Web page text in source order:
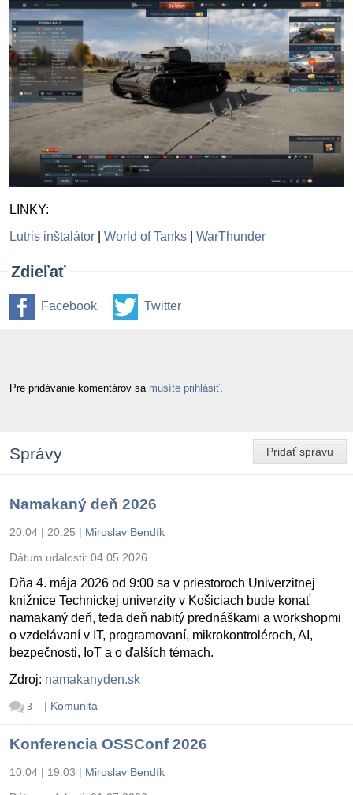
LINKY:
Lutris inštalátor
World of Tanks WarThunder
Zdieľať
Facebook Twitter
Pre pridávanie komentárov sa musíte prihlásiť
Pridať správu
Správy
Namakaný deň 2026
20.04 | 20:25 | Miroslav Bendík
Dátum udalosti: 04.05.2026
Dňa 4. mája 2026 od 9:00 sa v priestoroch Univerzitnej
knižnice Technickej univerzity v Košiciach bude konať
namakaný deň, teda deň nabitý prednáškami a workshopmi
o vzdelávaní v IT, programovaní, mikrokontroléroch, AI,
bezpečnosti, IoT a o ďalších témach.
Zdroj: namakanyden.sk
3 | Komunita
Konferencia OSSConf 2026
10.04 | 19:03 | Miroslav Bendík